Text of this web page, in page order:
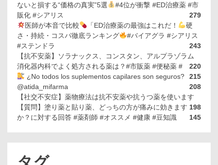
ないと損する“価格の真実”5選
#4位が衝撃 #ED治療薬 #市
販化 #シアリス
279
医師が本音で比較
「ED治療薬の最強はこれだ！
硬
さ・持続・コスパ徹底ランキング
#バイアグラ #シアリス
#ステンドラ
243
【抗不安薬】ソラナックス、コンスタン、アルプラゾラム
220
消化器内科でよく処方される薬は？#市販薬 #便秘薬 #
215
¿No todos los suplementos capilares son seguros?
@atida_mifarma
208
【社交不安症】薬物療法は抗不安薬や抗うつ薬を使います
198
【質問】塗り薬と貼り薬、どっちの方が痛みに効きます
か？に対する回答 #薬剤師 #オススメ #健康 #豆知識
145